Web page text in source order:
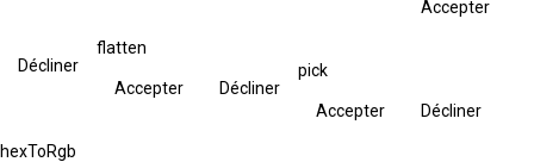
Accepter
Décliner
flatten
Accepter Décliner
pick
Accepter Décliner
hexToRgb